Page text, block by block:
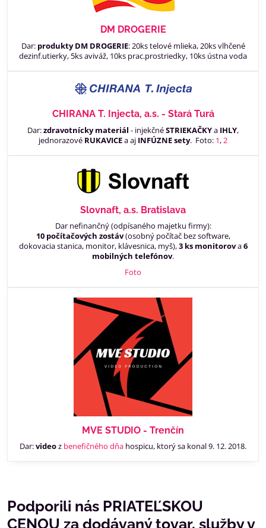
DM DROGERIE
Dar: produkty DM DROGERIE: 20ks telové mlieka, 20ks vlhčené
dezinf.utierky, 5ks aviváž, 10ks prac.prostriedky, 10ks ústna voda
CHIRANA T. Injecta, a.s. - Stará Turá
Dar:zdravotnícky materiál - injekčnéSTRIEKAČKYa IHLY,
jednorazové RUKAVICEa aj INFÚZNE sety. Foto: 1,2
Slovnaft, a.s. Bratislava
Dar nefinančný (odpísaného majetku firmy):
10 počítačových zostáv(osobný počítač bez software,
dokovacia stanica, monitor, klávesnica, myš),3 ks monitorova6
mobilných telefónov.
Foto
MVE STUDIO - Trenčín
Dar:videoz benefičného dňa hospicu, ktorý sa konal 9. 12. 2018.
Podporili nás PRIATEĽSKOU
CENOU za dodávaný tovar, služby v